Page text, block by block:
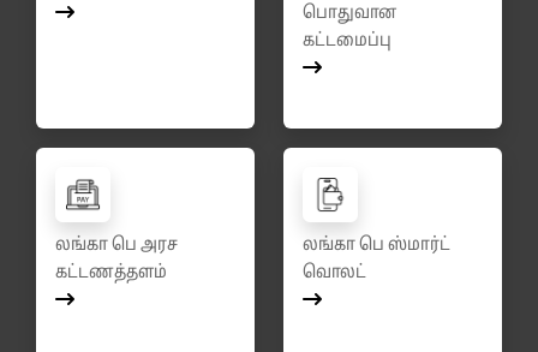
பொதுவான
கட்டமைப்பு
லங்கா பெ அரச
கட்டணத்தளம்
லங்கா பெ ஸ்மார்ட்
வொலட்